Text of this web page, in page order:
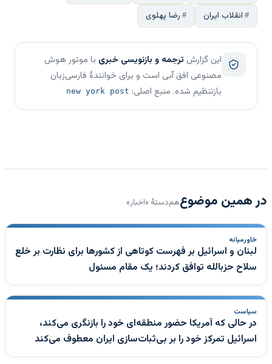
انقلاب ایران
رضا پهلوی
این گزارش ترجمه و بازنویسی خبری با موتور هوش
مصنوعی افق آبی است و برای خوانندهٔ فارسی‌زبان
بازتنظیم شده. منبع اصلی: new york post
در همین موضوعهم‌دستهٔ «اخبار»
خاورمیانه
لبنان و اسرائیل بر فهرست کوتاهی از کشورها برای نظارت بر خلع
سلاح حزبالله توافق کردند؛ یک مقام مسئول
سیاست
در حالی که آمریکا حضور منطقه‌ای خود را بازنگری می‌کند،
اسرائیل تمرکز خود را بر بی‌ثبات‌سازی ایران معطوف می‌کند